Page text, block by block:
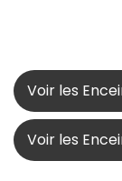
Voir les
Voir les